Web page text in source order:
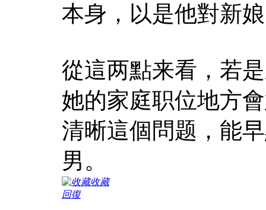
本身，以是他對新
從這两點来看，若
她的家庭职位地方
清晰這個問题，能
男。
收藏
回復